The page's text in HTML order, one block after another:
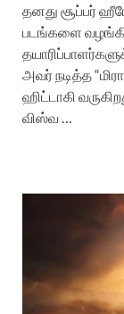
தனது சூப்பர்
படங்களை வழங்கி
அவர் நடித்த
ஹிட்டாகி
விஸ்வ …